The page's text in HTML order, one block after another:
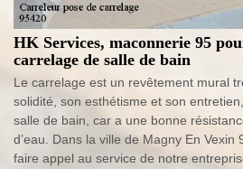
HK Services, maconnerie 95
carrelage de salle de bain
Le carrelage est un revêtement mural
solidité, son esthétisme et son
salle de bain, car a une bonne
d’eau. Dans la ville de Magny En Vexin
faire appel au service de notre